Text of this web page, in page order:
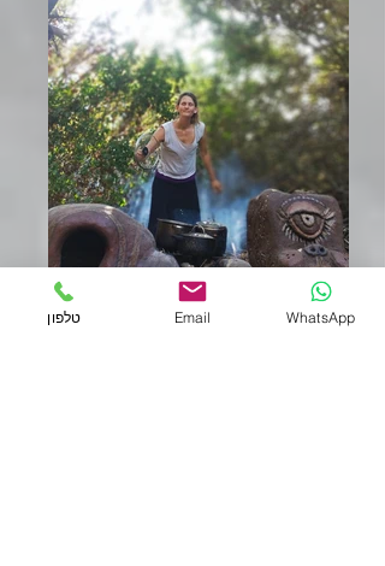
סופיה בודקת את ההדפס הבוטאני
אקו פרינט בפעולה
טלפון Email WhatsApp